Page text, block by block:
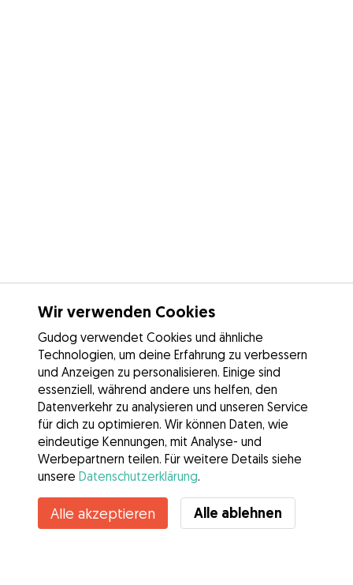
Wir verwenden Cookies
Gudog verwendet Cookies und ähnliche
Technologien, um deine Erfahrung zu verbessern
und Anzeigen zu personalisieren. Einige sind
essenziell, während andere uns helfen, den
Datenverkehr zu analysieren und unseren Service
für dich zu optimieren. Wir können Daten, wie
eindeutige Kennungen, mit Analyse- und
Werbepartnern teilen. Für weitere Details siehe
unsere Datenschutzerklärung.
Alle akzeptieren Alle ablehnen